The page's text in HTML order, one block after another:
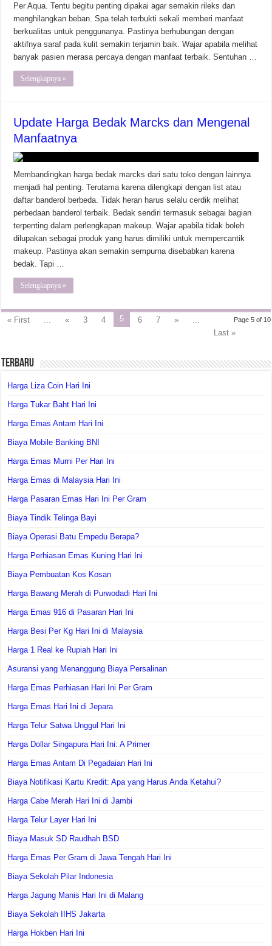
Per Aqua. Tentu begitu penting dipakai agar semakin rileks dan
menghilangkan beban. Spa telah terbukti sekali memberi manfaat
berkualitas untuk penggunanya. Pastinya berhubungan dengan
aktifnya saraf pada kulit semakin terjamin baik. Wajar apabila melihat
banyak pasien merasa percaya dengan manfaat terbaik. Sentuhan …
Selengkapnya »
Update Harga Bedak Marcks dan Mengenal
Manfaatnya
Membandingkan harga bedak marcks dari satu toko dengan lainnya
menjadi hal penting. Terutama karena dilengkapi dengan list atau
daftar banderol berbeda. Tidak heran harus selalu cerdik melihat
perbedaan banderol terbaik. Bedak sendiri termasuk sebagai bagian
terpenting dalam perlengkapan makeup. Wajar apabila tidak boleh
dilupakan sebagai produk yang harus dimiliki untuk mempercantik
makeup. Pastinya akan semakin sempurna disebabkan karena
bedak. Tapi …
Selengkapnya »
Page 5 of 10
« First ... « 3 4 5 6 7 »
...
Last »
Terbaru
Harga Liza Coin Hari Ini
Harga Tukar Baht Hari Ini
Harga Emas Antam Hari Ini
Biaya Mobile Banking BNI
Harga Emas Murni Per Hari Ini
Harga Emas di Malaysia Hari Ini
Harga Pasaran Emas Hari Ini Per Gram
Biaya Tindik Telinga Bayi
Biaya Operasi Batu Empedu Berapa?
Harga Perhiasan Emas Kuning Hari Ini
Biaya Pembuatan Kos Kosan
Harga Bawang Merah di Purwodadi Hari Ini
Harga Emas 916 di Pasaran Hari Ini
Harga Besi Per Kg Hari Ini di Malaysia
Harga 1 Real ke Rupiah Hari Ini
Asuransi yang Menanggung Biaya Persalinan
Harga Emas Perhiasan Hari Ini Per Gram
Harga Emas Hari Ini di Jepara
Harga Telur Satwa Unggul Hari Ini
Harga Dollar Singapura Hari Ini: A Primer
Harga Emas Antam Di Pegadaian Hari Ini
Biaya Notifikasi Kartu Kredit: Apa yang Harus Anda Ketahui?
Harga Cabe Merah Hari Ini di Jambi
Harga Telur Layer Hari Ini
Biaya Masuk SD Raudhah BSD
Harga Emas Per Gram di Jawa Tengah Hari Ini
Biaya Sekolah Pilar Indonesia
Harga Jagung Manis Hari Ini di Malang
Biaya Sekolah IIHS Jakarta
Harga Hokben Hari Ini